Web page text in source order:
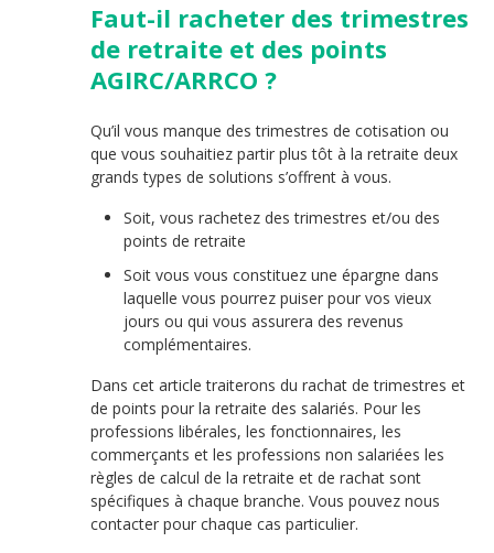
Faut-il racheter des trimestres
de retraite et des points
AGIRC/ARRCO ?
Qu’il vous manque des trimestres de cotisation ou
que vous souhaitiez partir plus tôt à la retraite deux
grands types de solutions s’offrent à vous.
Soit, vous rachetez des trimestres et/ou des
points de retraite
Soit vous vous constituez une épargne dans
laquelle vous pourrez puiser pour vos vieux
jours ou qui vous assurera des revenus
complémentaires.
Dans cet article traiterons du rachat de trimestres et
de points pour la retraite des salariés. Pour les
professions libérales, les fonctionnaires, les
commerçants et les professions non salariées les
règles de calcul de la retraite et de rachat sont
spécifiques à chaque branche. Vous pouvez nous
contacter pour chaque cas particulier.